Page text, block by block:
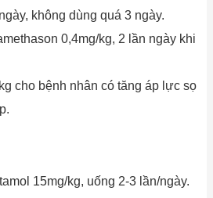
không dùng quá 3 ngày.
0,4mg/kg, 2 lần ngày khi
cho bệnh nhân có tăng áp lực sọ
15mg/kg, uống 2-3 lần/ngày.